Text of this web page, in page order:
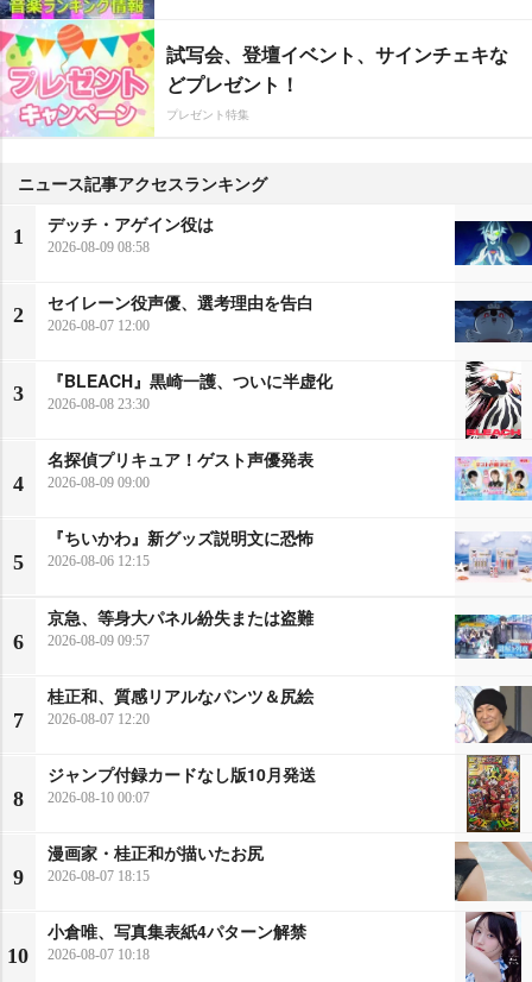
試写会、登壇イベント、サインチェキな
どプレゼント！
プレゼント特集
ニュース記事アクセスランキング
1
デッチ・アゲイン役は
2026-08-09 08:58
2
セイレーン役声優、選考理由を告白
2026-08-07 12:00
3
『BLEACH』黒崎一護、ついに半虚化
2026-08-08 23:30
4
名探偵プリキュア！ゲスト声優発表
2026-08-09 09:00
5
『ちいかわ』新グッズ説明文に恐怖
2026-08-06 12:15
6
京急、等身大パネル紛失または盗難
2026-08-09 09:57
7
桂正和、質感リアルなパンツ＆尻絵
2026-08-07 12:20
8
ジャンプ付録カードなし版10月発送
2026-08-10 00:07
9
漫画家・桂正和が描いたお尻
2026-08-07 18:15
10
小倉唯、写真集表紙4パターン解禁
2026-08-07 10:18